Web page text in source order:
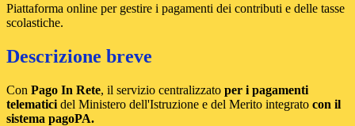
Piattaforma online per gestire i pagamenti dei contributi e delle tasse
scolastiche.
Descrizione breve
Con Pago In Rete, il servizio centralizzato per i pagamenti
telematici del Ministero dell'Istruzione e del Merito integrato con il
sistema pagoPA.